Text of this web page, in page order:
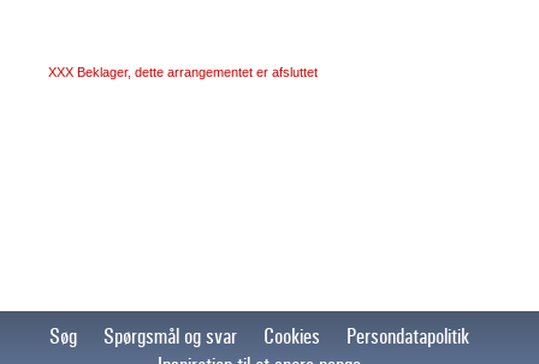
XXX Beklager, dette arrangementet er afsluttet
Søg Spørgsmål og svar Cookies
Persondatapolitik